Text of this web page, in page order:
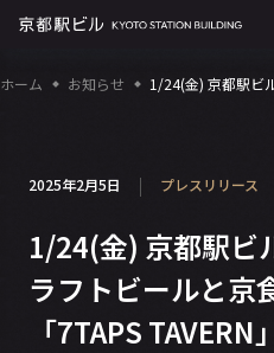
ホーム お知らせ 1/24(金) 京都駅ビ
2025年2月5日 プレスリリース
1/24(金) 京都駅ビ
ラフトビールと京
「7TAPS